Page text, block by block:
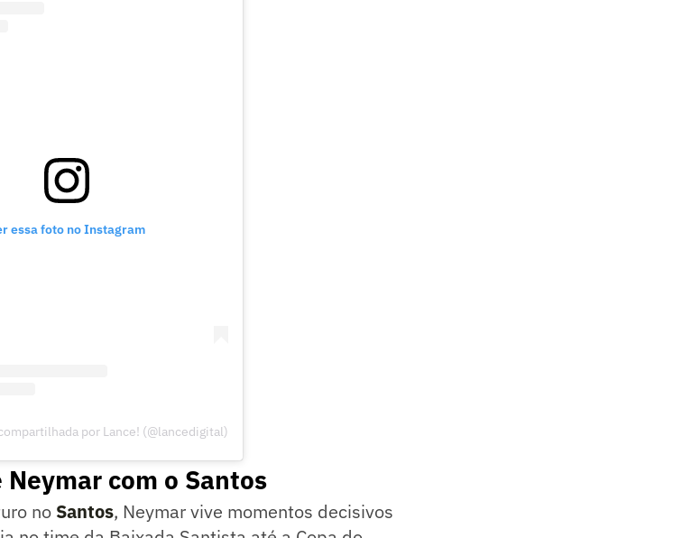
essa foto no Instagram
por Lance! (@lancedigital)
com o Santos
no Santos, Neymar vive momentos decisivos